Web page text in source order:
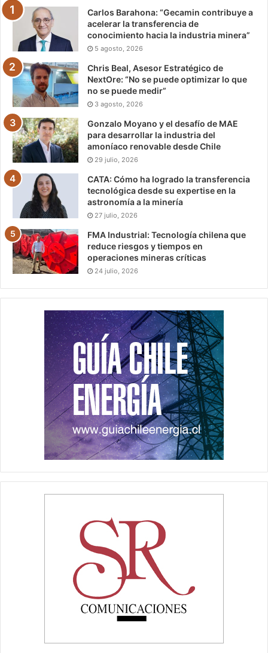
Carlos Barahona: “Gecamin contribuye a
acelerar la transferencia de
conocimiento hacia la industria minera”
5 agosto, 2026
Chris Beal, Asesor Estratégico de
NextOre: “No se puede optimizar lo que
no se puede medir”
3 agosto, 2026
Gonzalo Moyano y el desafío de MAE
para desarrollar la industria del
amoníaco renovable desde Chile
29 julio, 2026
CATA: Cómo ha logrado la transferencia
tecnológica desde su expertise en la
astronomía a la minería
27 julio, 2026
FMA Industrial: Tecnología chilena que
reduce riesgos y tiempos en
operaciones mineras críticas
24 julio, 2026